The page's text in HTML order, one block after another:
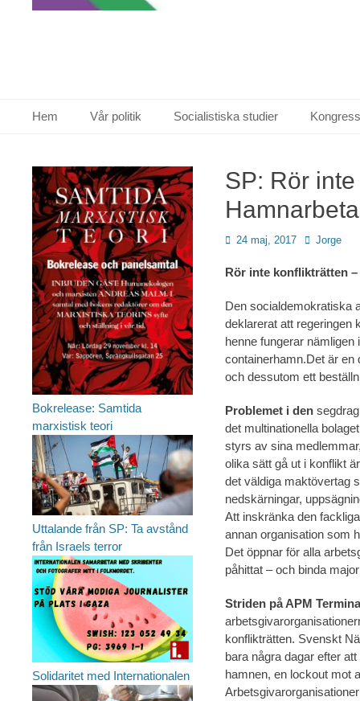
Primär meny
Hem Vår politik Socialistiska studier
SP: Rör
Publicerad
24 maj, 2017 Författare
Jorge
Rör inte konflikträtten
Den socialdemokratiska
deklarerat att regeringen
henne fungerar
containerhamn.Det är en
och dessutom ett
Problemet i den
det multinationella
styrs av sina
olika sätt gå ut i konflikt
det väldiga maktövertag
nedskärningar,
Att inskränka den
annan organisation som
Det öppnar för alla
påhittat – och binda
Striden på APM
konflikträtten. Svenskt
bara några dagar efter
hamnen, en lockout mot
Bokrelease: Samtida
marxistisk teori
Uttalande från SP: Ta avstånd
från Israels terror
Solidaritet med Internationalen